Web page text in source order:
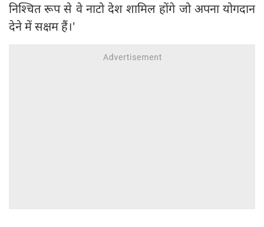
निश्चित रूप से वे नाटो देश शामिल होंगे जो अपना योगदान
देने में सक्षम हैं।'